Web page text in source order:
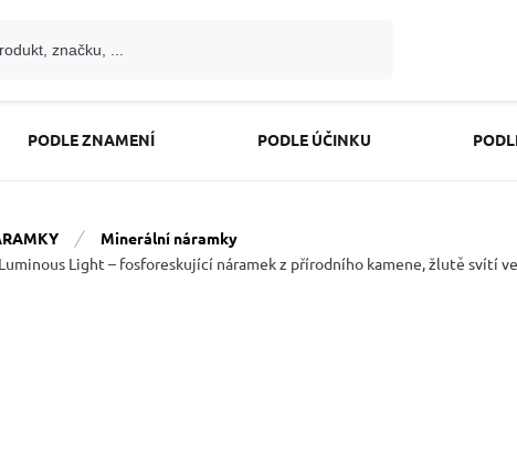
PODLE ZNAMENÍ PODLE ÚČINKU
Minerální náramky
Light – fosforeskující náramek z přírodního kamene, žlutě svítí